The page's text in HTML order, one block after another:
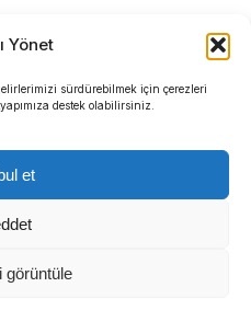
Yönet
sürdürebilmek için çerezleri
destek olabilirsiniz.
et
görüntüle